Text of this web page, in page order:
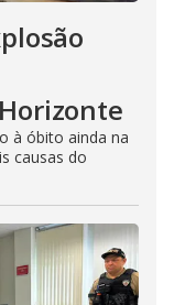
à óbito ainda na
causas do